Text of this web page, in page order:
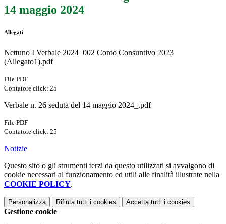
14 maggio 2024
Allegati
Nettuno I Verbale 2024_002 Conto Consuntivo 2023
(Allegato1).pdf
File PDF
Contatore click: 25
Verbale n. 26 seduta del 14 maggio 2024_.pdf
File PDF
Contatore click: 25
Notizie
Questo sito o gli strumenti terzi da questo utilizzati si avvalgono di
cookie necessari al funzionamento ed utili alle finalità illustrate nella
COOKIE POLICY.
Personalizza Rifiuta tutti i cookies Accetta tutti i cookies
Gestione cookie